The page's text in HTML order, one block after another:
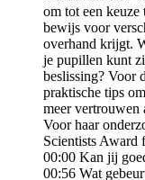
om tot een keuze
bewijs voor
overhand krijgt.
je pupillen kunt
beslissing? Voor
praktische tips
meer vertrouwen
Voor haar
Scientists Award
00:00 Kan jij
00:56 Wat